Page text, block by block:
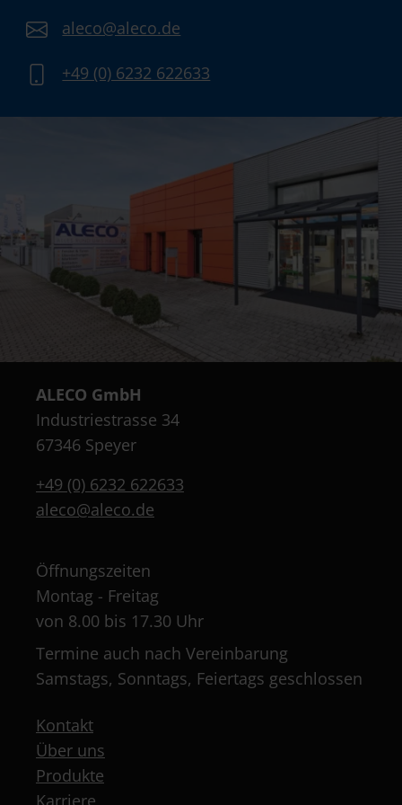
aleco@aleco.de
+49 (0) 6232 622633
ALECO GmbH
Industriestrasse 34
67346 Speyer
+49 (0) 6232 622633
aleco@aleco.de
Öffnungszeiten
Montag - Freitag
von 8.00 bis 17.30 Uhr
Termine auch nach Vereinbarung
Samstags, Sonntags, Feiertags geschlossen
Kontakt
Über uns
Produkte
Karriere